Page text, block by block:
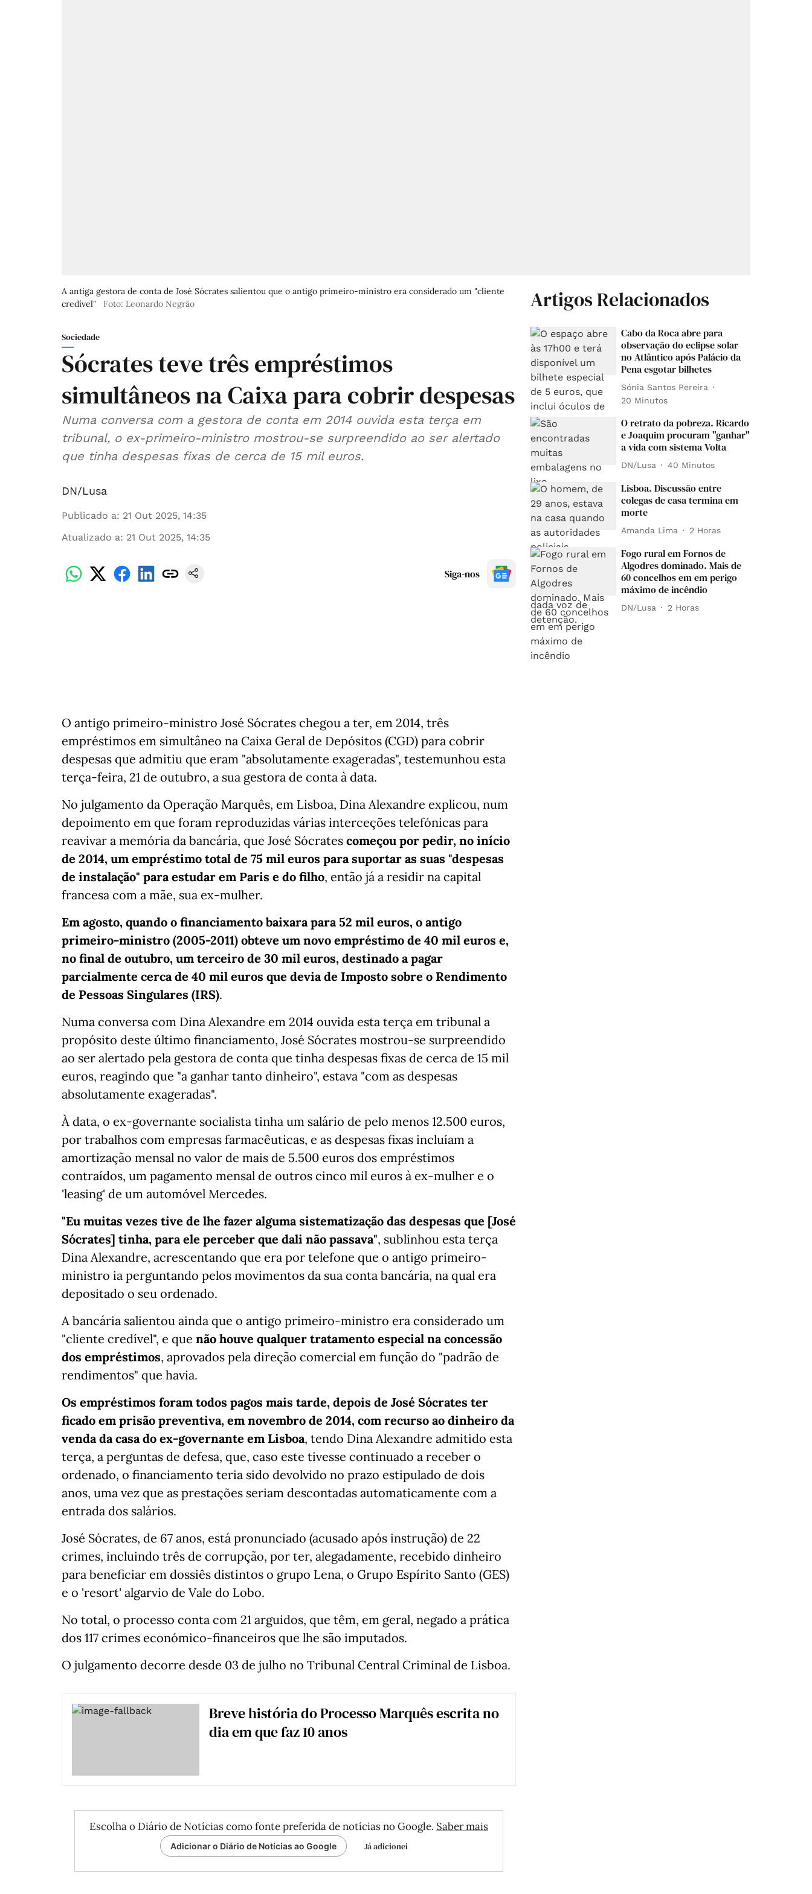
A antiga gestora de conta de José Sócrates salientou que o antigo primeiro-ministro era considerado um "cliente
credível"
Foto: Leonardo Negrão
Sociedade
Sócrates teve três empréstimos
simultâneos na Caixa para cobrir despesas
Numa conversa com a gestora de conta em 2014 ouvida esta terça em
tribunal, o ex-primeiro-ministro mostrou-se surpreendido ao ser alertado
que tinha despesas fixas de cerca de 15 mil euros.
DN/Lusa
Publicado a: 21 Out 2025, 14:35
Atualizado a: 21 Out 2025, 14:35
Siga-nos
O antigo primeiro-ministro José Sócrates chegou a ter, em 2014, três
empréstimos em simultâneo na Caixa Geral de Depósitos (CGD) para cobrir
despesas que admitiu que eram "absolutamente exageradas", testemunhou esta
terça-feira, 21 de outubro, a sua gestora de conta à data.
No julgamento da Operação Marquês, em Lisboa, Dina Alexandre explicou, num
depoimento em que foram reproduzidas várias interceções telefónicas para
reavivar a memória da bancária, que José Sócrates começou por pedir, no início
de 2014, um empréstimo total de 75 mil euros para suportar as suas "despesas
de instalação" para estudar em Paris e do filho, então já a residir na capital
francesa com a mãe, sua ex-mulher.
Em agosto, quando o financiamento baixara para 52 mil euros, o antigo
primeiro-ministro (2005-2011) obteve um novo empréstimo de 40 mil euros e,
no final de outubro, um terceiro de 30 mil euros, destinado a pagar
parcialmente cerca de 40 mil euros que devia de Imposto sobre o Rendimento
de Pessoas Singulares (IRS).
Numa conversa com Dina Alexandre em 2014 ouvida esta terça em tribunal a
propósito deste último financiamento, José Sócrates mostrou-se surpreendido
ao ser alertado pela gestora de conta que tinha despesas fixas de cerca de 15 mil
euros, reagindo que "a ganhar tanto dinheiro", estava "com as despesas
absolutamente exageradas".
À data, o ex-governante socialista tinha um salário de pelo menos 12.500 euros,
por trabalhos com empresas farmacêuticas, e as despesas fixas incluíam a
amortização mensal no valor de mais de 5.500 euros dos empréstimos
contraídos, um pagamento mensal de outros cinco mil euros à ex-mulher e o
'leasing' de um automóvel Mercedes.
"Eu muitas vezes tive de lhe fazer alguma sistematização das despesas que [José
Sócrates] tinha, para ele perceber que dali não passava", sublinhou esta terça
Dina Alexandre, acrescentando que era por telefone que o antigo primeiro-
ministro ia perguntando pelos movimentos da sua conta bancária, na qual era
depositado o seu ordenado.
A bancária salientou ainda que o antigo primeiro-ministro era considerado um
"cliente credível", e que não houve qualquer tratamento especial na concessão
dos empréstimos, aprovados pela direção comercial em função do "padrão de
rendimentos" que havia.
Os empréstimos foram todos pagos mais tarde, depois de José Sócrates ter
ficado em prisão preventiva, em novembro de 2014, com recurso ao dinheiro da
venda da casa do ex-governante em Lisboa, tendo Dina Alexandre admitido esta
terça, a perguntas de defesa, que, caso este tivesse continuado a receber o
ordenado, o financiamento teria sido devolvido no prazo estipulado de dois
anos, uma vez que as prestações seriam descontadas automaticamente com a
entrada dos salários.
José Sócrates, de 67 anos, está pronunciado (acusado após instrução) de 22
crimes, incluindo três de corrupção, por ter, alegadamente, recebido dinheiro
para beneficiar em dossiês distintos o grupo Lena, o Grupo Espírito Santo (GES)
e o 'resort' algarvio de Vale do Lobo.
No total, o processo conta com 21 arguidos, que têm, em geral, negado a prática
dos 117 crimes económico-financeiros que lhe são imputados.
O julgamento decorre desde 03 de julho no Tribunal Central Criminal de Lisboa.
Breve história do Processo Marquês escrita no
dia em que faz 10 anos
Escolha o Diário de Notícias como fonte preferida de notícias no Google. Saber mais
Adicionar o Diário de Notícias ao Google Já adicionei
Artigos Relacionados
Cabo da Roca abre para
observação do eclipse solar
no Atlântico após Palácio da
Pena esgotar bilhetes
Sónia Santos Pereira
20 Minutos
O retrato da pobreza. Ricardo
e Joaquim procuram "ganhar"
a vida com sistema Volta
DN/Lusa 40 Minutos
Lisboa. Discussão entre
colegas de casa termina em
morte
Amanda Lima 2 Horas
Fogo rural em Fornos de
Algodres dominado. Mais de
60 concelhos em em perigo
máximo de incêndio
DN/Lusa 2 Horas